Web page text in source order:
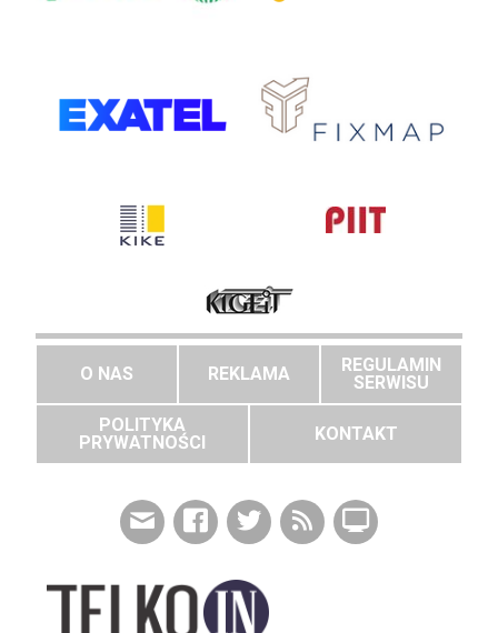
O NAS REKLAMA
REGULAMIN
SERWISU
POLITYKA
PRYWATNOŚCI
KONTAKT